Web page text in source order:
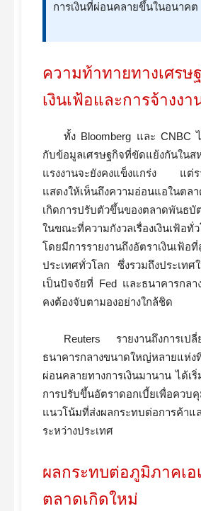
การเงินที่ผ่อนคลายขึ้นในอนาคต
ความท้าทายทางเศรษ
เงินเฟ้อและการจ้างงา
ทั้ง Bloomberg และ CNBC
กับข้อมูลเศรษฐกิจที่ขัดแย้งกันในส
แรงงานจะยังคงแข็งแกร่ง แต่ร
แสดงให้เห็นถึงความอ่อนแอในตลา
เกิดการปรับตัวขึ้นของตลาดพันธบั
ในขณะที่ความกังวลเรื่องเงินเฟ้อทั่
โดยมีการรายงานถึงอัตราเงินเฟ้อ
ประเทศทั่วโลก ซึ่งรวมถึงประเท
เป็นปัจจัยที่ Fed และธนาคารกล
คงต้องจับตามองอย่างใกล้ชิด
Reuters รายงานถึงการเป
ธนาคารกลางขนาดใหญ่หลายแห่ง
ผ่อนคลายทางการเงินมานาน ได้
การปรับขึ้นอัตราดอกเบี้ยเพื่อควบ
แนวโน้มที่ส่งผลกระทบต่อการค้าแ
ระหว่างประเทศ
ผลกระทบต่อภูมิภาคเอ
ตลาดเกิดใหม่